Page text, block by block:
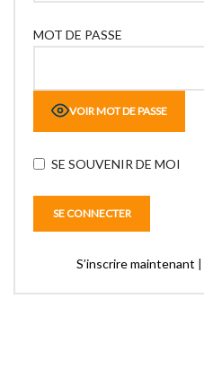
MOT DE PASSE
VOIR MOT DE PASSE
SE SOUVENIR DE MOI
S’inscrire maintenant |